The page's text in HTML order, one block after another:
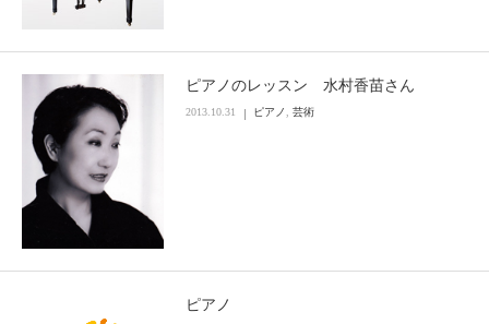
ピアノのレッスン 水村香苗さん
2013.10.31 ピアノ 芸術
ピアノ